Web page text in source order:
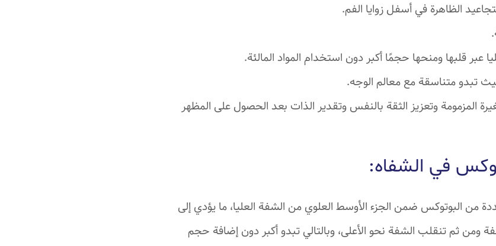
الظاهرة في أسفل زوايا الفم.
قلبها ومنحها حجمًا أكبر دون استخدام المواد المالئة.
تبدو متناسقة مع معالم الوجه.
المزمومة وتعزيز الثقة بالنفس وتقدير الذات بعد الحصول على المظهر
في الشفاه:
من البوتوكس ضمن الجزء الأوسط العلوي من الشفة العليا، ما يؤدي إلى
ثم تنقلب الشفة نحو الأعلى، وبالتالي تبدو أكبر دون إضافة حجم